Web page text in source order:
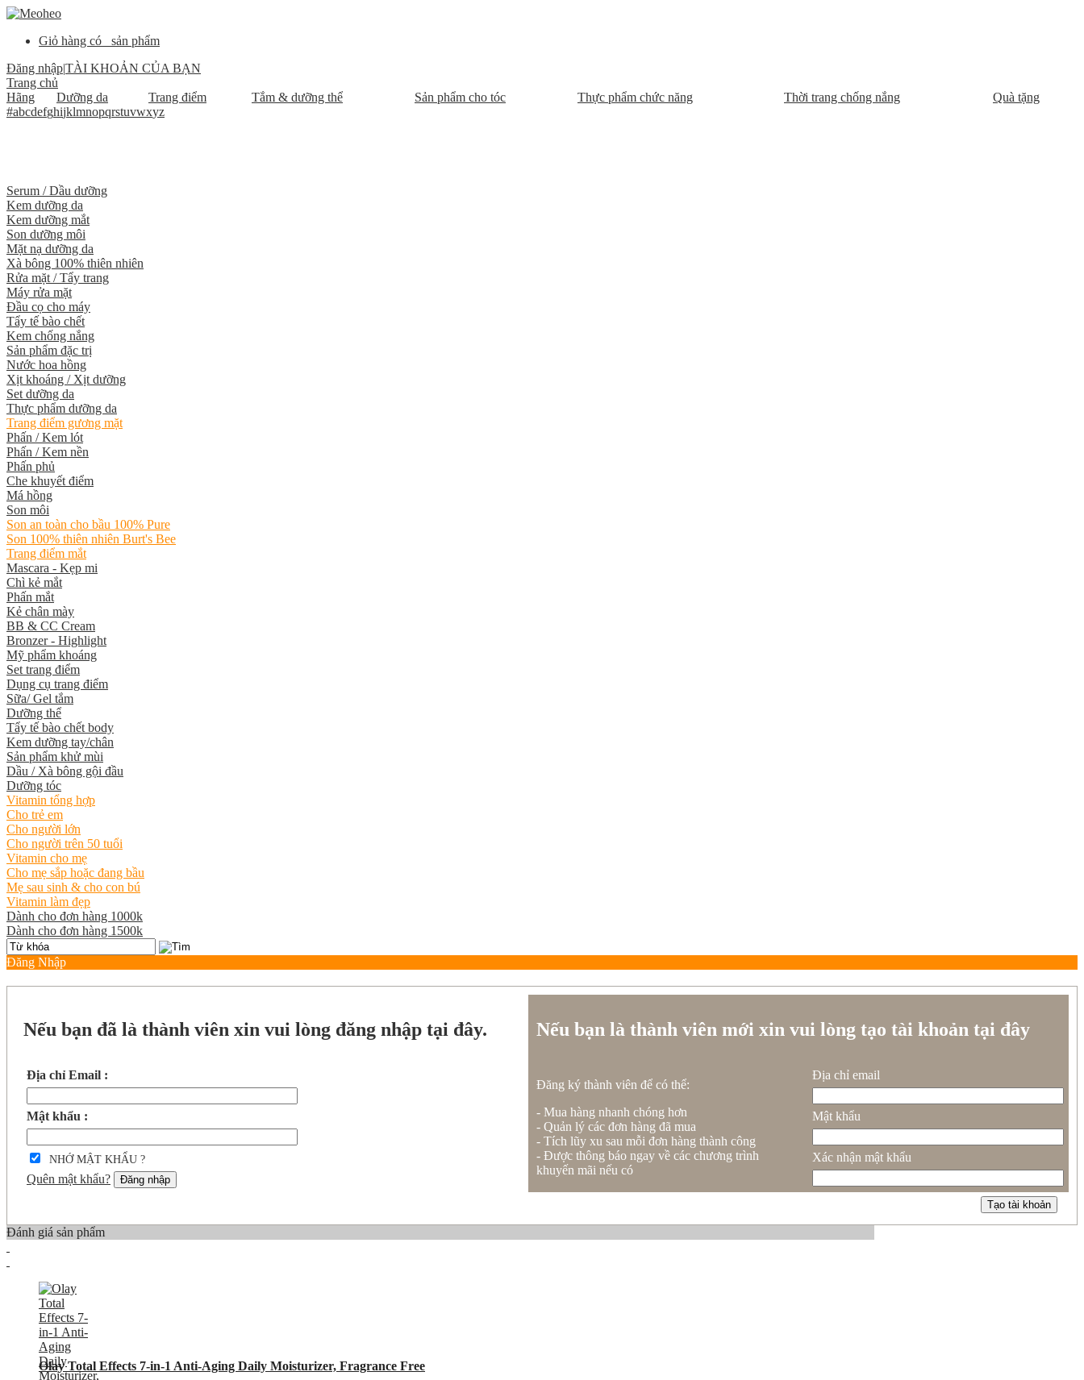
Giỏ hàng có
sản phẩm
Đăng nhập|TÀI KHOẢN CỦA BẠN
Trang chủ
Hãng
Dưỡng da Trang điểm Tắm & dưỡng thể Sản phẩm cho tóc Thực phẩm chức năng Thời trang chống nắng
Quà tặng
#abcdefghijklmnopqrstuvwxyz
Serum / Dầu dưỡng
Kem dưỡng da
Kem dưỡng mắt
Son dưỡng môi
Mặt nạ dưỡng da
Xà bông 100% thiên nhiên
Rửa mặt / Tẩy trang
Máy rửa mặt
Đầu cọ cho máy
Tẩy tế bào chết
Kem chống nắng
Sản phẩm đặc trị
Nước hoa hồng
Xịt khoáng / Xịt dưỡng
Set dưỡng da
Thực phẩm dưỡng da
Trang điểm gương mặt
Phấn / Kem lót
Phấn / Kem nền
Phấn phủ
Che khuyết điểm
Má hồng
Son môi
Son an toàn cho bầu 100% Pure
Son 100% thiên nhiên Burt's Bee
Trang điểm mắt
Mascara - Kẹp mi
Chì kẻ mắt
Phấn mắt
Kẻ chân mày
BB & CC Cream
Bronzer - Highlight
Mỹ phẩm khoáng
Set trang điểm
Dụng cụ trang điểm
Sữa/ Gel tắm
Dưỡng thể
Tẩy tế bào chết body
Kem dưỡng tay/chân
Sản phẩm khử mùi
Dầu / Xà bông gội đầu
Dưỡng tóc
Vitamin tổng hợp
Cho trẻ em
Cho người lớn
Cho người trên 50 tuổi
Vitamin cho mẹ
Cho mẹ sắp hoặc đang bầu
Mẹ sau sinh & cho con bú
Vitamin làm đẹp
Dành cho đơn hàng 1000k
Dành cho đơn hàng 1500k
Đăng Nhập
Nếu bạn đã là thành viên xin vui lòng đăng nhập tại đây.
Địa chỉ Email :
Mật khẩu :
NHỚ MẬT KHẨU ?
Quên mật khẩu? Đăng nhập
Nếu bạn là thành viên mới xin vui lòng tạo tài khoản tại đây
Đăng ký thành viên để có thể:
- Mua hàng nhanh chóng hơn
- Quản lý các đơn hàng đã mua
- Tích lũy xu sau mỗi đơn hàng thành công
- Được thông báo ngay về các chương trình
khuyến mãi nếu có
Địa chỉ email
Mật khẩu
Xác nhận mật khẩu
Tạo tài khoản
Đánh giá sản phẩm
Olay Total Effects 7-in-1 Anti-Aging Daily Moisturizer, Fragrance Free